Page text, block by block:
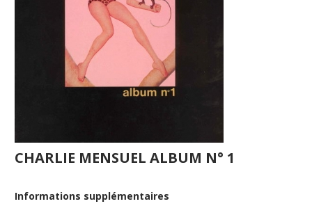
CHARLIE MENSUEL ALBUM N° 1
Informations supplémentaires